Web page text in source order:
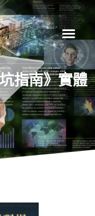
指南》實體